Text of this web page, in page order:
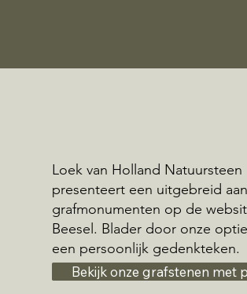
Loek van Holland Natuursteen
presenteert een uitgebreid
grafmonumenten op de
Beesel. Blader door onze
een persoonlijk gedenkteken.
Bekijk onze grafstenen met